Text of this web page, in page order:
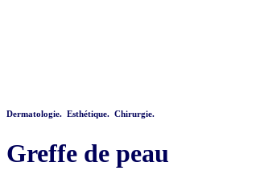
Dermatologie. Esthétique. Chirurgie.
Greffe de peau